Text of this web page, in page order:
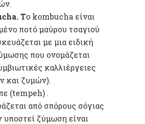
Το kombucha είναι
ποτό μαύρου τσαγιού
με μια ειδική
που ονομάζεται
καλλιέργειες
και ζυμών).
(tempeh) .
από σπόρους σόγιας
υποστεί ζύμωση είναι